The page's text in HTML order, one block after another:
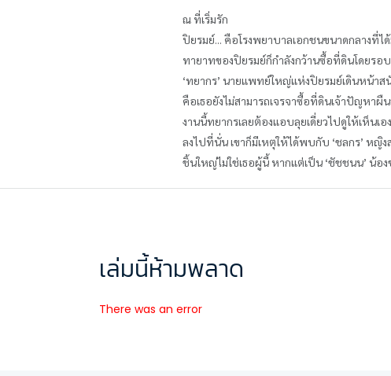
ณ ที่เริ่มรัก
ปิยรมย์... คือโรงพยาบาลเอกชนขนาดกลางที่
ทายาทของปิยรมย์ก็กำลังกว้านซื้อที่ดินโดยรอ
‘ทยากร’ นายแพทย์ใหญ่แห่งปิยรมย์เดินหน้าส
คือเธอยังไม่สามารถเจรจาซื้อที่ดินเจ้าปัญหา
งานนี้ทยากรเลยต้องแอบลุยเดี่ยวไปดูให้เห็นเ
ลงไปที่นั่น เขาก็มีเหตุให้ได้พบกับ ‘ชลกร’ หญิ
ชิ้นใหญ่ไม่ใช่เธอผู้นี้ หากแต่เป็น ‘ชัชชนน’ น้อง
เล่มนี้ห้ามพลาด
There was an error